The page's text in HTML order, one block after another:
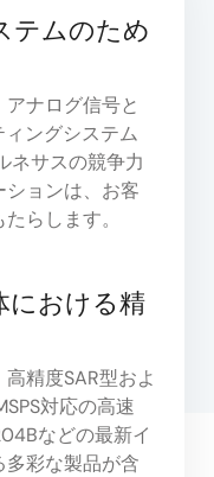
テムのため
ナログ信号と
ングシステム
ネサスの競争力
ョンは、お客
らします。
における精
精度SAR型およ
対応の高速
などの最新イ
多彩な製品が含